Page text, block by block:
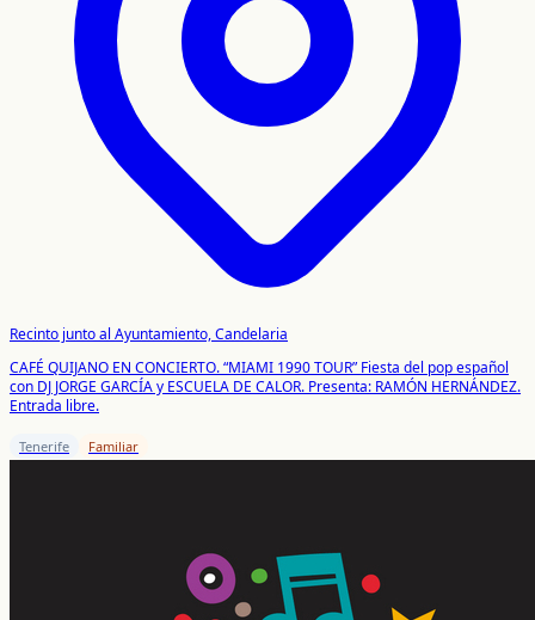
Recinto junto al Ayuntamiento, Candelaria
CAFÉ QUIJANO EN CONCIERTO. “MIAMI 1990 TOUR” Fiesta del pop español
con DJ JORGE GARCÍA y ESCUELA DE CALOR. Presenta: RAMÓN HERNÁNDEZ.
Entrada libre.
Tenerife Familiar